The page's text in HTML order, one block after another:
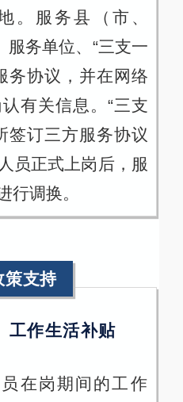
。服务县（市、
服务单位、“三支一
务协议，并在网络
有关信息。“三支
签订三方服务协议
员正式上岗后，服
行调换。
策支持
工作生活补贴
在岗期间的工作